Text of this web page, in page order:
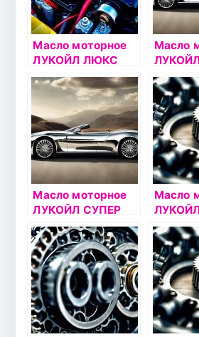
Масло моторное
ЛУКОЙЛ ЛЮКС
5W40 5л
полусинтетическо
е
Масло
5W40
е
Масло моторное
ЛУКОЙЛ СУПЕР
5W40 1л
полусинтетическо
е
Масло
10W40
е